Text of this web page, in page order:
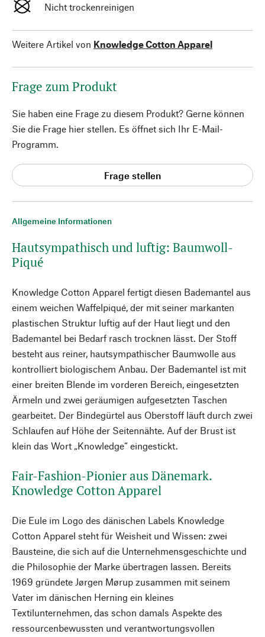
Allgemeine Informationen
Hautsympathisch und luftig: Baumwoll-
Piqué
Knowledge Cotton Apparel fertigt diesen Bademantel aus
einem weichen Waffelpiqué, der mit seiner markanten
plastischen Struktur luftig auf der Haut liegt und den
Bademantel bei Bedarf rasch trocknen lässt. Der Stoff
besteht aus reiner, hautsympathischer Baumwolle aus
kontrolliert biologischem Anbau. Der Bademantel ist mit
einer breiten Blende im vorderen Bereich, eingesetzten
Ärmeln und zwei geräumigen aufgesetzten Taschen
gearbeitet. Der Bindegürtel aus Oberstoff läuft durch zwei
Schlaufen auf Höhe der Seitennähte. Auf der Brust ist
klein das Wort „Knowledge“ eingestickt.
Fair-Fashion-Pionier aus Dänemark.
Knowledge Cotton Apparel
Die Eule im Logo des dänischen Labels Knowledge
Cotton Apparel steht für Weisheit und Wissen: zwei
Bausteine, die sich auf die Unternehmensgeschichte und
die Philosophie der Marke übertragen lassen. Bereits
1969 gründete Jørgen Mørup zusammen mit seinem
Vater im dänischen Herning ein kleines
Textilunternehmen, das schon damals Aspekte des
ressourcenbewussten und verantwortungsvollen
Nicht trockenreinigen
Weitere Artikel von Knowledge Cotton Apparel
Frage zum Produkt
Sie haben eine Frage zu diesem Produkt? Gerne können
Sie die Frage hier stellen. Es öffnet sich Ihr E-Mail-
Programm.
Frage stellen